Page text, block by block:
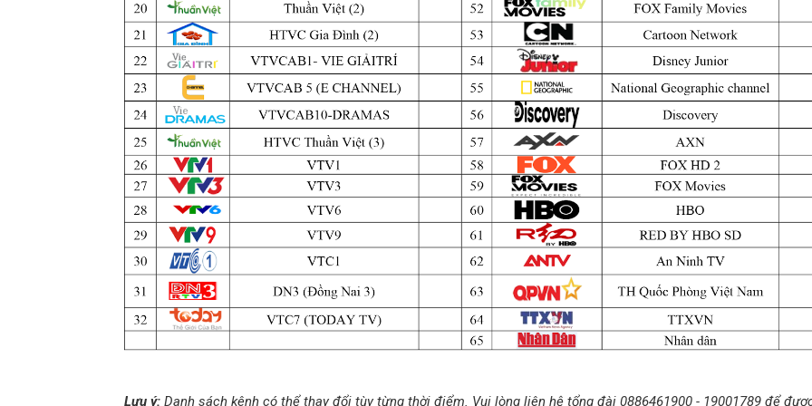
Lưu ý: Danh sách kênh có thể thay đổi tùy từng thời điểm. Vui lòng liên hệ tổng đài 0886461900 - 19001789 để